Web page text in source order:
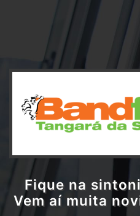
Fique na
Vem aí muita